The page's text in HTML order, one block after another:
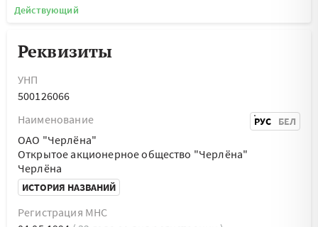
Действующий
Реквизиты
УНП
500126066
Наименование
РУС БЕЛ
ОАО "Черлёна"
Открытое акционерное общество "Черлёна"
Черлёна
ИСТОРИЯ НАЗВАНИЙ
Регистрация МНС